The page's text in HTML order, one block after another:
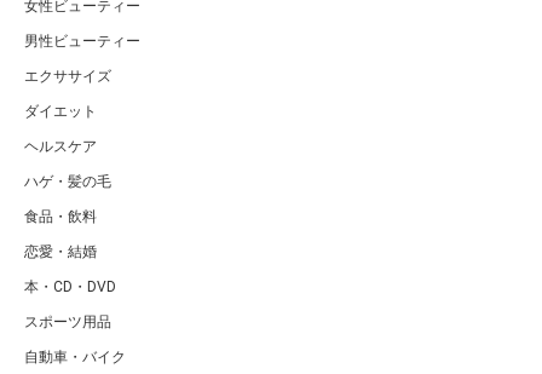
女性ビューティー
男性ビューティー
エクササイズ
ダイエット
ヘルスケア
ハゲ・髪の毛
食品・飲料
恋愛・結婚
本・CD・DVD
スポーツ用品
自動車・バイク